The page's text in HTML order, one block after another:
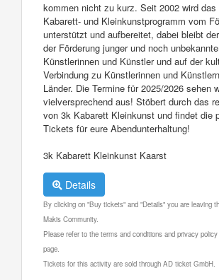
kommen nicht zu kurz. Seit 2002 wird das
Kabarett- und Kleinkunstprogramm vom
unterstützt und aufbereitet, dabei bleibt
der Förderung junger und noch
Künstlerinnen und Künstler und auf der
Verbindung zu Künstlerinnen und
Länder. Die Termine für 2025/2026 sehen
vielversprechend aus! Stöbert durch das
von 3k Kabarett Kleinkunst und findet die
Tickets für eure Abendunterhaltung!
3k Kabarett Kleinkunst Kaarst
Details
By clicking on "Buy tickets" and "Details" you are leaving
Makis Community.
Please refer to the terms and conditions and privacy
page.
Tickets for this activity are sold through AD ticket GmbH.